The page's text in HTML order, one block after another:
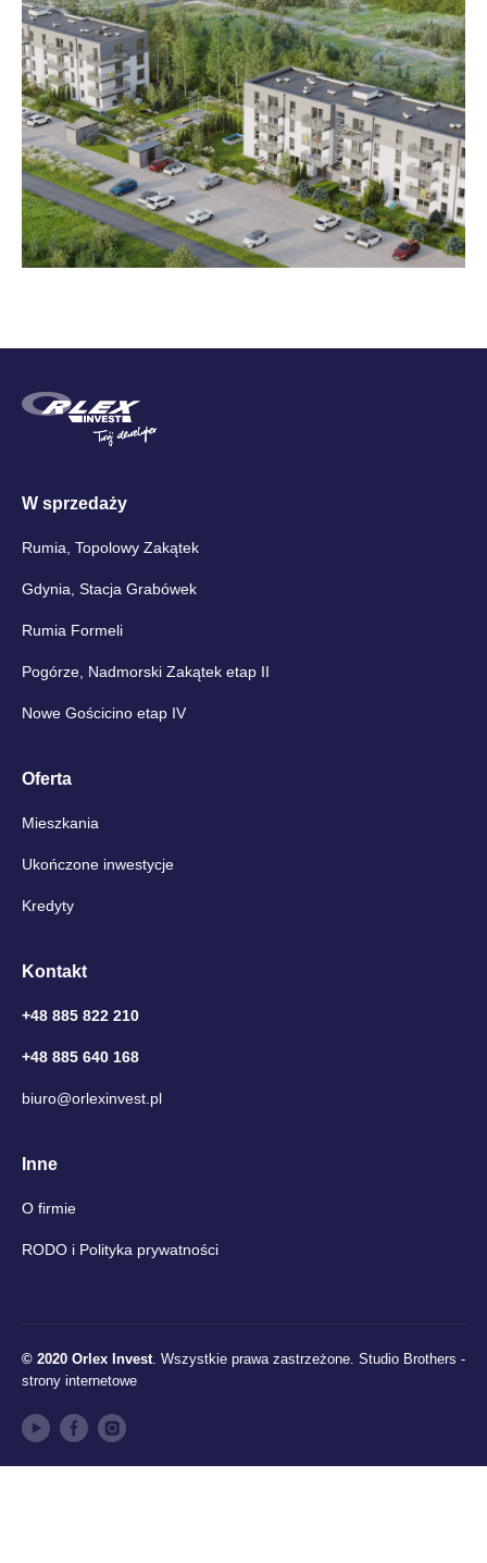
W sprzedaży
Rumia, Topolowy Zakątek
Gdynia, Stacja Grabówek
Rumia Formeli
Pogórze, Nadmorski Zakątek etap II
Nowe Gościcino etap IV
Oferta
Mieszkania
Ukończone inwestycje
Kredyty
Kontakt
+48 885 822 210
+48 885 640 168
biuro@orlexinvest.pl
Inne
O firmie
RODO i Polityka prywatności
© 2020 Orlex Invest. Wszystkie prawa zastrzeżone. Studio Brothers -
strony internetowe